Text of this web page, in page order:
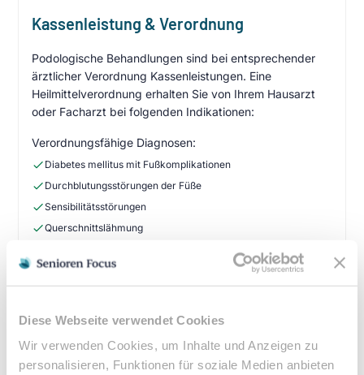
Diese Webseite verwendet Cookies
Wir verwenden Cookies, um Inhalte und Anzeigen zu
personalisieren, Funktionen für soziale Medien anbieten
Kassenleistung & Verordnung
Podologische Behandlungen sind bei entsprechender
ärztlicher Verordnung Kassenleistungen. Eine
Heilmittelverordnung erhalten Sie von Ihrem Hausarzt
oder Facharzt bei folgenden Indikationen:
Verordnungsfähige Diagnosen:
Diabetes mellitus mit Fußkomplikationen
Durchblutungsstörungen der Füße
Sensibilitätsstörungen
Querschnittslähmung
Zuzahlung & Kosten:
Hausbesuche bei medizinischer Notwendigkeit